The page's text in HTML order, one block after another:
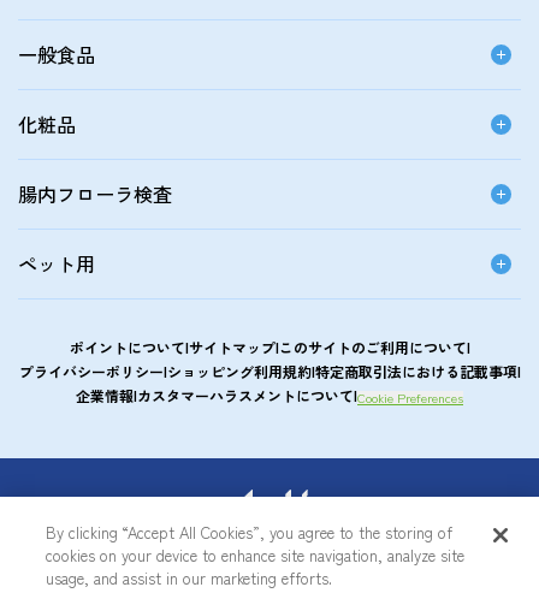
一般食品
化粧品
腸内フローラ検査
ペット用
ポイントについて サイトマップこのサイトのご利用について
プライバシーポリシー ショッピング利用規約特定商取引法における記載事項
企業情報 カスタマーハラスメントについて Cookie Preferences
アサヒカルピスウエルネスショップ
© Asahi Group Foods, Ltd.
By clicking “Accept All Cookies”, you agree to the storing of
cookies on your device to enhance site navigation, analyze site
usage, and assist in our marketing efforts.